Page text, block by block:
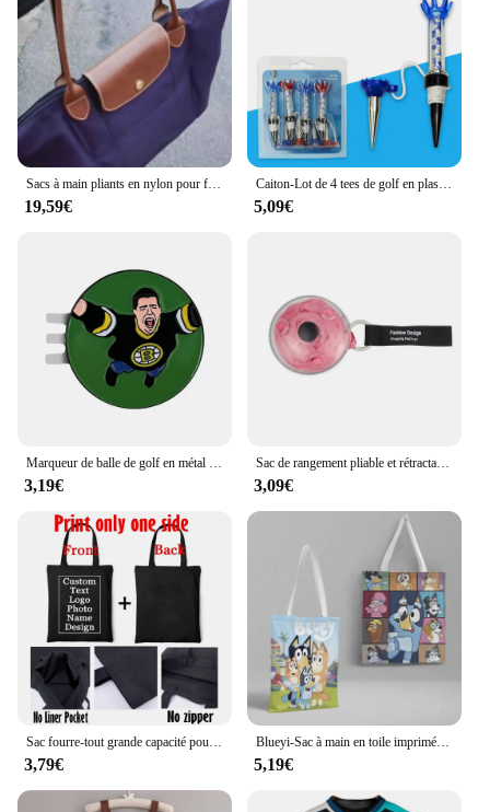
Sacs à main pliants en nylon pour femmes, grande capacité, sac fourre-tout classique, sac initié décontracté, mode de créateur, haute qualité, notifications, nouveau
19,59€
Caiton-Lot de 4 tees de golf en plastique colorés, 80mm, 3,15 pouces, durables et adaptés à tous les terrains, coffret cadeau exquis
5,09€
Marqueur de balle de golf en métal amusant, échelle de niveau à bulle, clip de chapeau, accessoire de terrain de golf, "You're In My World Now, Grandma", nouveauté
3,19€
Sac de rangement pliable et rétractable pour supermarché, en poudre, réutilisable, portable, ultra-spirit
3,09€
Sac fourre-tout grande capacité pour dames, impression personnalisée, nom, logo, image, shopping, poudres, mariage, cadeau de retour
3,79€
Blueyi-Sac à main en toile imprimé dessin animé pour enfants, grande capacité, sac à main pour enfants, cadeaux de Noël Kawaii, garçons et filles, nouveau
5,19€